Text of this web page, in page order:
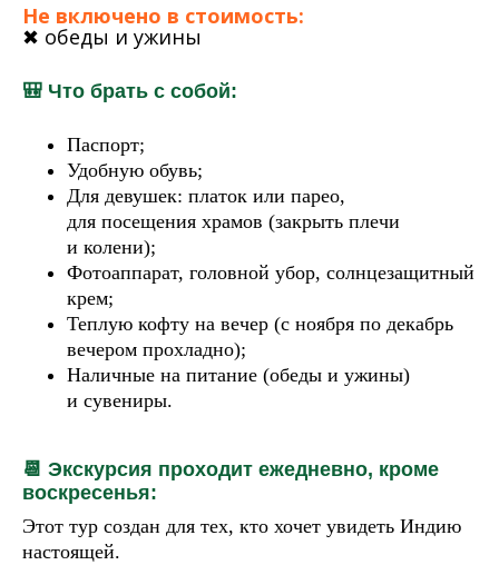
Не включено в стоимость:
✖ обеды и ужины
🎒 Что брать с собой:
Паспорт;
Удобную обувь;
Для девушек: платок или парео,
для посещения храмов (закрыть плечи
и колени);
Фотоаппарат, головной убор, солнцезащитный
крем;
Теплую кофту на вечер (с ноября по декабрь
вечером прохладно);
Наличные на питание (обеды и ужины)
и сувениры.
📆 Экскурсия проходит ежедневно, кроме
воскресенья:
Этот тур создан для тех, кто хочет увидеть Индию
настоящей.